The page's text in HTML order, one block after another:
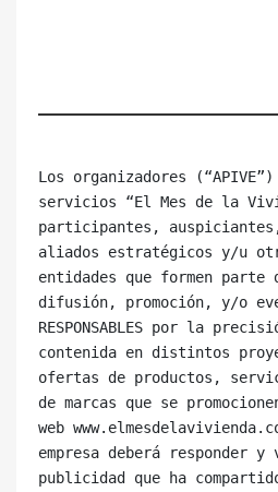
Los organizadores
servicios “El Mes de la
participantes,
aliados estratégicos y/u
entidades que formen parte
difusión, promoción, y/o
RESPONSABLES por la
contenida en distintos
ofertas de productos,
de marcas que se
web
empresa deberá responder
publicidad que ha